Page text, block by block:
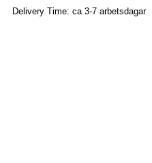
Delivery Time: ca 3-7 arbetsdagar